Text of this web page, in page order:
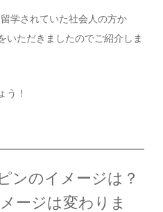
学されていた社会人の方か
いただきましたのでご紹介しま
う！
ンのイメージは？
ージは変わりま